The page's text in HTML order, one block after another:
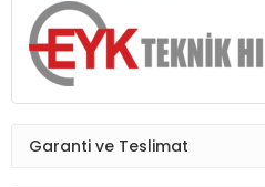
Garanti ve Teslimat